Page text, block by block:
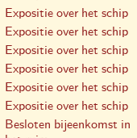
Expositie over het schip
Expositie over het schip
Expositie over het schip
Expositie over het schip
Expositie over het schip
Expositie over het schip
Besloten bijeenkomst in